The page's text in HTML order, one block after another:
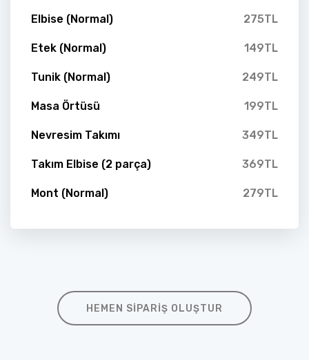
Elbise (Normal) 275TL
Etek (Normal) 149TL
Tunik (Normal) 249TL
Masa Örtüsü 199TL
Nevresim Takımı 349TL
Takım Elbise (2 parça) 369TL
Mont (Normal) 279TL
HEMEN SIPARIŞ OLUŞTUR